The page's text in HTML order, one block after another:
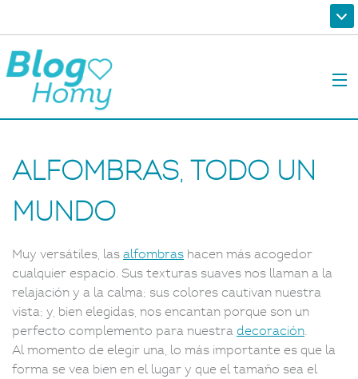
Alfombras, todo un
mundo
Muy versátiles, lasalfombras hacen más acogedor
cualquier espacio. Sus texturas suaves nos llaman a la
relajación y a la calma; sus colores cautivan nuestra
vista; y, bien elegidas, nos encantan porque son un
perfecto complemento para nuestradecoración.
Al momento de elegir una, lo más importante es que la
forma se vea bien en el lugar y que el tamaño sea el